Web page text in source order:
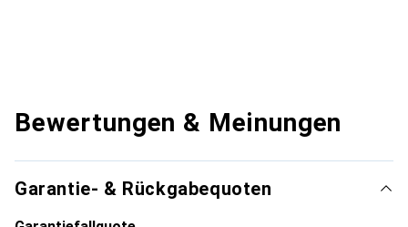
Bewertungen & Meinungen
Garantie- & Rückgabequoten